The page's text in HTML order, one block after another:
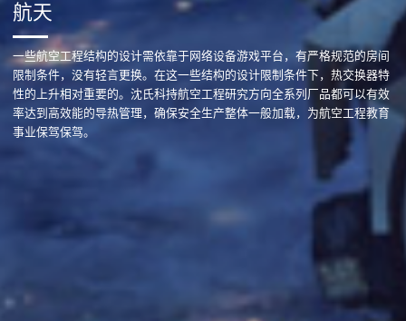
航天
一些航空工程结构的设计需依靠于网络设备游戏平台，有严格规范的房间
限制条件，没有轻言更换。在这一些结构的设计限制条件下，热交换器特
性的上升相对重要的。沈氏科持航空工程研究方向全系列厂品都可以有效
率达到高效能的导热管理，确保安全生产整体一般加载，为航空工程教育
事业保驾保驾。